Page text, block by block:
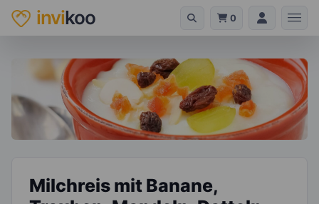
invikoo 0
Milchreis mit Banane,